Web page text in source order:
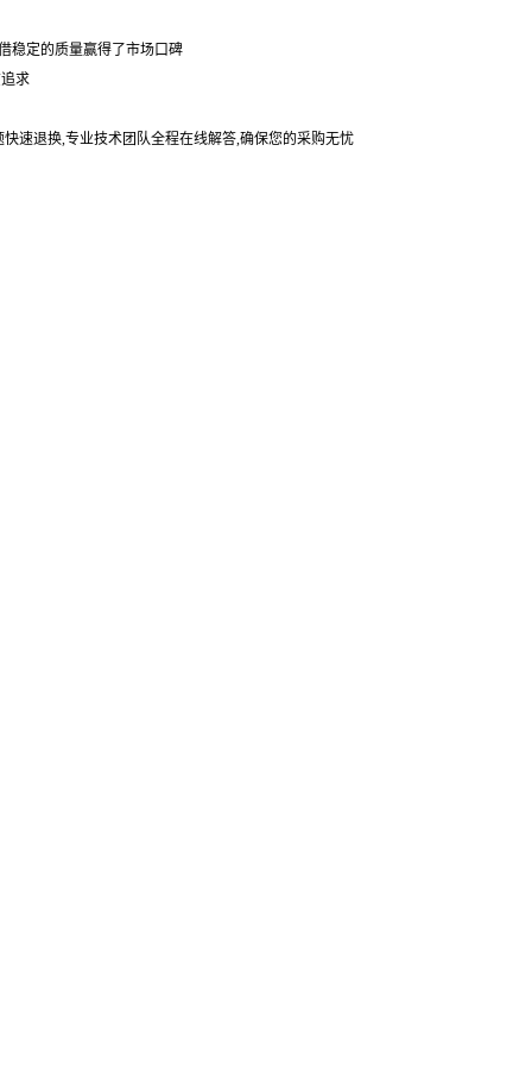
稳定的质量赢得了市场口碑
求
速退换,专业技术团队全程在线解答,确保您的采购无忧